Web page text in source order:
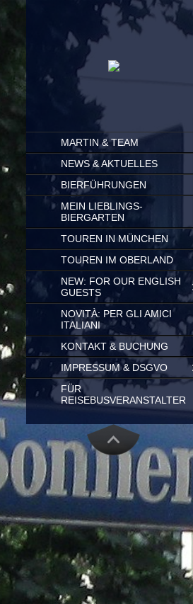
CONTENT
MARTIN & TEAM
NEWS & AKTUELLES
BIERFÜHRUNGEN
MEIN LIEBLINGS-
BIERGARTEN
TOUREN IN MÜNCHEN
TOUREN IM OBERLAND
NEW: FOR OUR ENGLISH
GUESTS
NOVITÀ: PER GLI AMICI
ITALIANI
KONTAKT & BUCHUNG
IMPRESSUM & DSGVO
FÜR
REISEBUSVERANSTALTER